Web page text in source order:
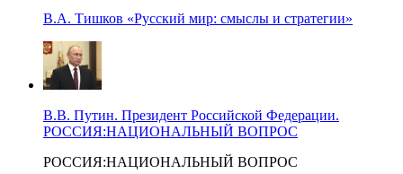
В.А. Тишков «Русский мир: смыслы и стратегии»
В.В. Путин. Президент Российской Федерации.
РОССИЯ:НАЦИОНАЛЬНЫЙ ВОПРОС
РОССИЯ:НАЦИОНАЛЬНЫЙ ВОПРОС